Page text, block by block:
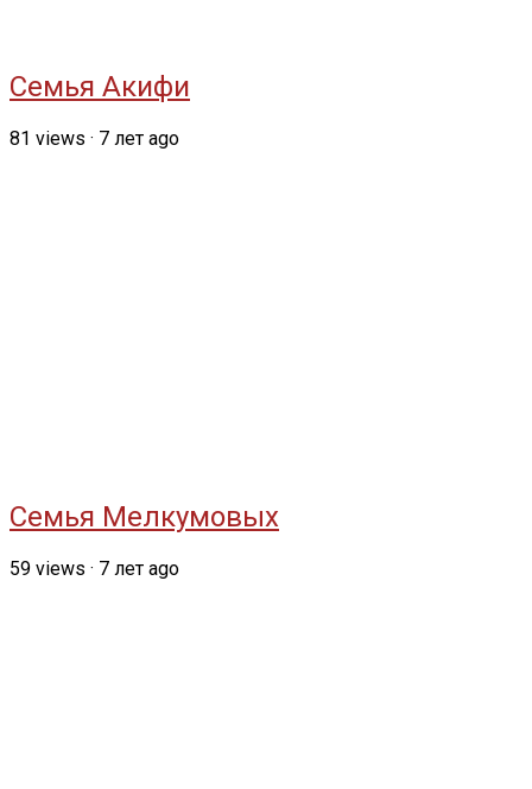
Семья Акифи
81 views · 7 лет ago
Семья Мелкумовых
59 views · 7 лет ago